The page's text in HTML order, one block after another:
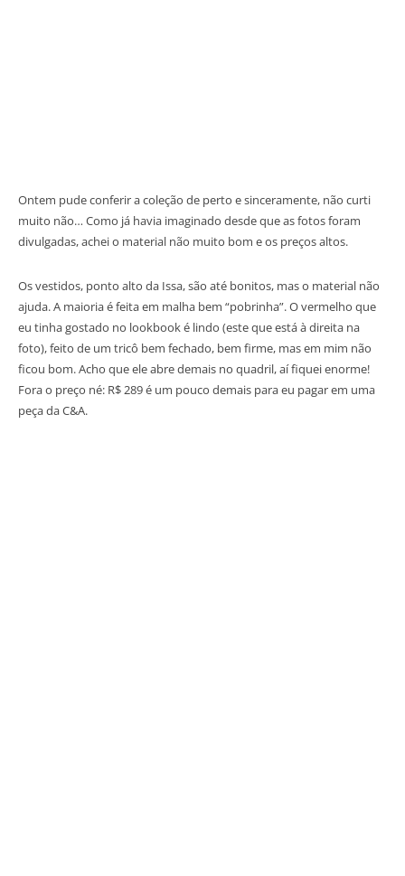
Ontem pude conferir a coleção de perto e sinceramente, não curti
muito não… Como já havia imaginado desde que as fotos foram
divulgadas, achei o material não muito bom e os preços altos.
Os vestidos, ponto alto da Issa, são até bonitos, mas o material não
ajuda. A maioria é feita em malha bem “pobrinha”. O vermelho que
eu tinha gostado no lookbook é lindo (este que está à direita na
foto), feito de um tricô bem fechado, bem firme, mas em mim não
ficou bom. Acho que ele abre demais no quadril, aí fiquei enorme!
Fora o preço né: R$ 289 é um pouco demais para eu pagar em uma
peça da C&A.